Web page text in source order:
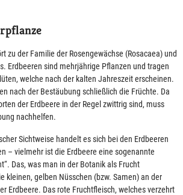
zu der Familie der Rosengewächse (Rosacaea) und
Erdbeeren sind mehrjährige Pflanzen und tragen
welche nach der kalten Jahreszeit erscheinen.
nach der Bestäubung schließlich die Früchte. Da
der Erdbeere in der Regel zwittrig sind, muss
nachhelfen.
Sichtweise handelt es sich bei den Erdbeeren
– vielmehr ist die Erdbeere eine sogenannte
Das, was man in der Botanik als Frucht
kleinen, gelben Nüsschen (bzw. Samen) an der
Erdbeere. Das rote Fruchtfleisch, welches verzehrt